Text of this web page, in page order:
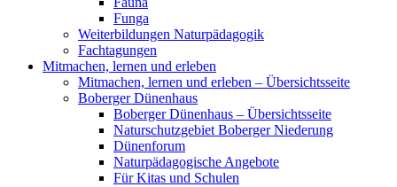
Funga
Weiterbildungen Naturpädagogik
Fachtagungen
Mitmachen, lernen und erleben
Mitmachen, lernen und erleben – Übersichtsseite
Boberger Dünenhaus
Boberger Dünenhaus – Übersichtsseite
Naturschutzgebiet Boberger Niederung
Dünenforum
Naturpädagogische Angebote
Für Kitas und Schulen